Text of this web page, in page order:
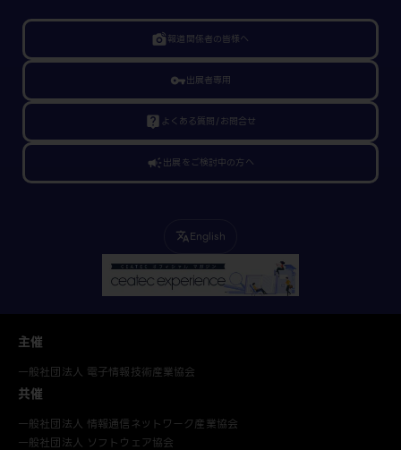
linked_camera報道関係者の皆様へ
vpn_key出展者専用
live_help よくある質問/お問合せ
campaign出展をご検討中の方へ
translateEnglish
主催
一般社団法人 電子情報技術産業協会
共催
一般社団法人 情報通信ネットワーク産業協会
一般社団法人 ソフトウェア協会